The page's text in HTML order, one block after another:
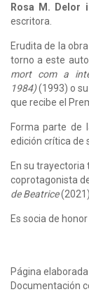
Rosa M. Delor
escritora.
Erudita de la
torno a este
mort com a
1984)(1993) o
que recibe el
Forma parte de
edición crítica de
En su
coprotagonista
de Beatrice(2021).
Es socia de
Página
Documentación